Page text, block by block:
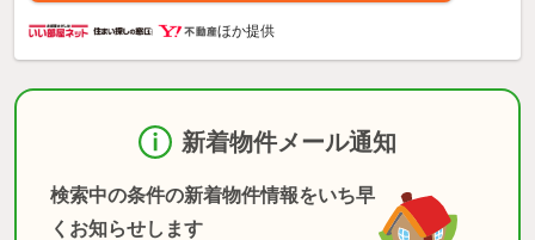
ほか提供
新着物件メール通知
検索中の条件の新着物件情報をいち早
くお知らせします